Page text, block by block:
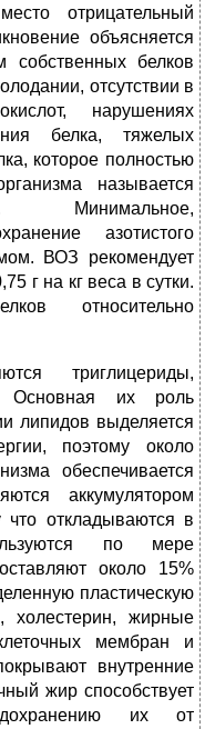
отрицательный
объясняется
собственных белков
отсутствии в
нарушениях
белка, тяжелых
которое полностью
называется
Минимальное,
азотистого
ВОЗ рекомендует
г на кг веса в сутки.
относительно
триглицериды,
Основная их роль
липидов выделяется
поэтому около
обеспечивается
аккумулятором
что откладываются в
по мере
около 15%
пластическую
холестерин, жирные
мембран и
внутренние
жир способствует
их от